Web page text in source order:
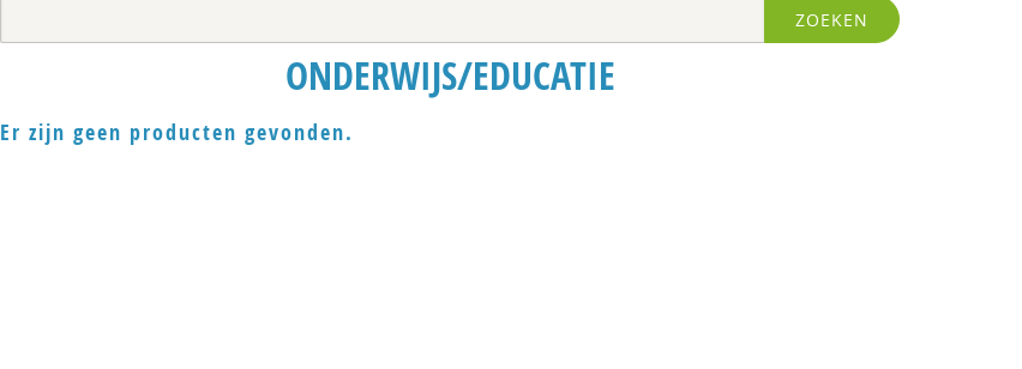
ZOEKEN
ONDERWIJS/EDUCATIE
Er zijn geen producten gevonden.